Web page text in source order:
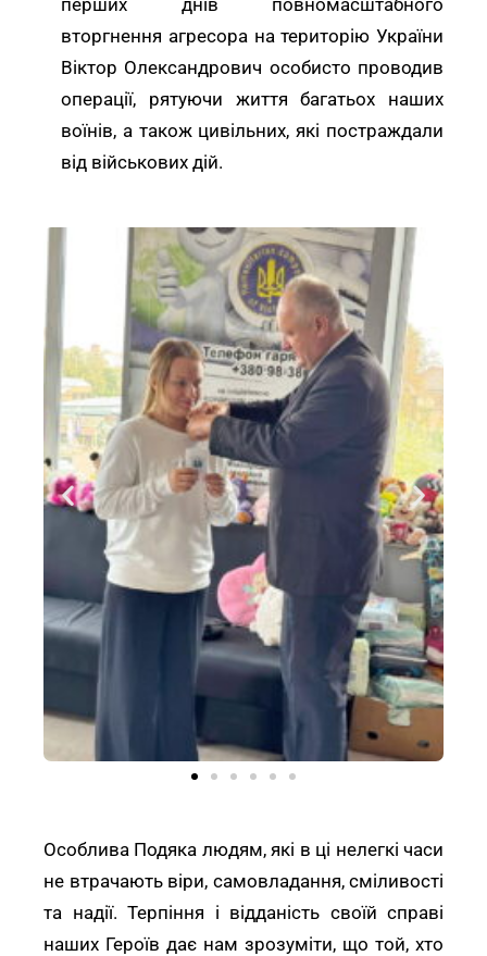
перших днів повномасштабного
вторгнення агресора на територію України
Віктор Олександрович особисто проводив
операції, рятуючи життя багатьох наших
воїнів, а також цивільних, які постраждали
від військових дій.
Особлива Подяка людям, які в ці нелегкі часи
не втрачають віри, самовладання, сміливості
та надії. Терпіння і відданість своїй справі
наших Героїв дає нам зрозуміти, що той, хто